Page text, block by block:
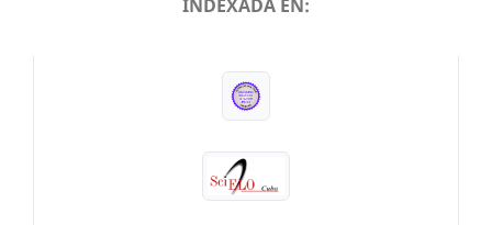
INDEXADA EN: